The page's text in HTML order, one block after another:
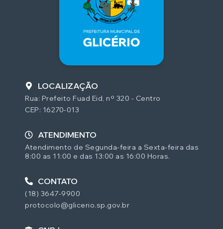
LOCALIZAÇÃO
Rua: Prefeito Fuad Eid, nº 320 - Centro
CEP: 16270-013
CONTATO
(18) 3647-9900
protocolo@glicerio.sp.gov.br
ATENDIMENTO
Atendimento de Segunda-feira a Sexta-feira das
8:00 as 11:00 e das 13:00 as 16:00 Horas.